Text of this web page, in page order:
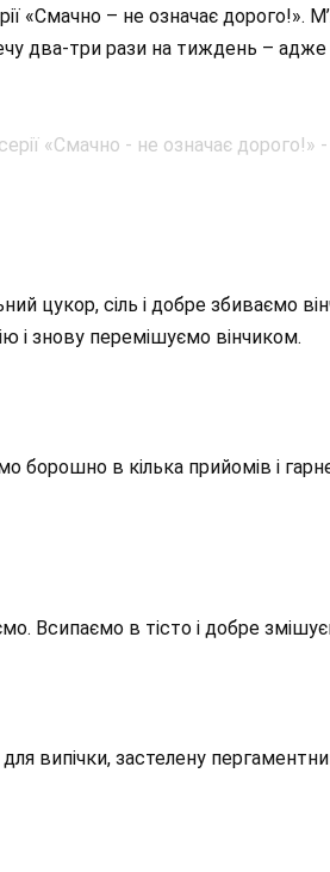
«Смачно – не означає дорого!».
два-три рази на тиждень –
цукор, сіль і добре збиваємо
і знову перемішуємо вінчиком.
борошно в кілька прийомів і
Всипаємо в тісто і добре
випічки, застелену